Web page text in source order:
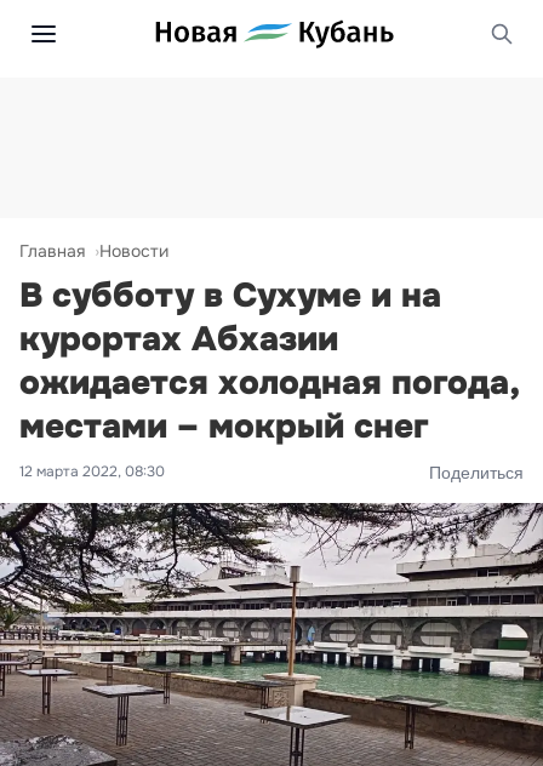
Главная Новости
В субботу в Сухуме и на
курортах Абхазии
ожидается холодная погода,
местами – мокрый снег
12 марта 2022, 08:30 Поделиться